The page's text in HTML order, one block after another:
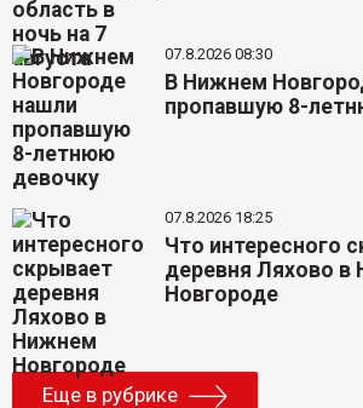
07.8.2026 08:30
В Нижнем
пропавшую 8-
07.8.2026 18:25
Что интересного
деревня Ляхово в
Новгороде
Еще в рубрике